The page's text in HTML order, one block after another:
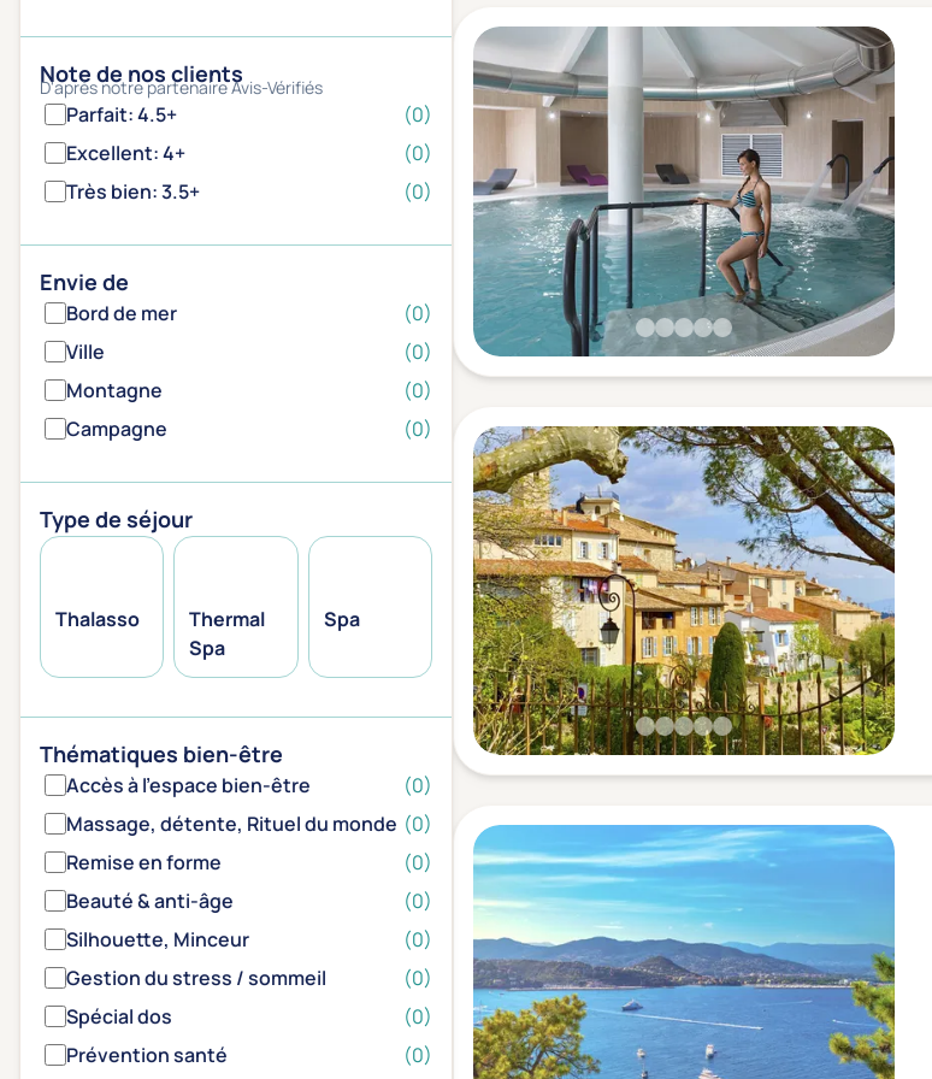
Note de nos clients
D'après notre partenaire Avis-Vérifiés
Parfait: 4.5+
(0)
Excellent: 4+
(0)
Très bien: 3.5+
(0)
Envie de
Bord de mer
(0)
Ville
(0)
Montagne
(0)
Campagne
(0)
Type de séjour
Thalasso
Thermal
Spa
Spa
Thématiques bien-être
Accès à l'espace bien-être
(0)
Massage, détente, Rituel du monde (0)
Remise en forme
(0)
Beauté & anti-âge
(0)
Silhouette, Minceur
(0)
Gestion du stress / sommeil
(0)
Spécial dos
(0)
Prévention santé
(0)